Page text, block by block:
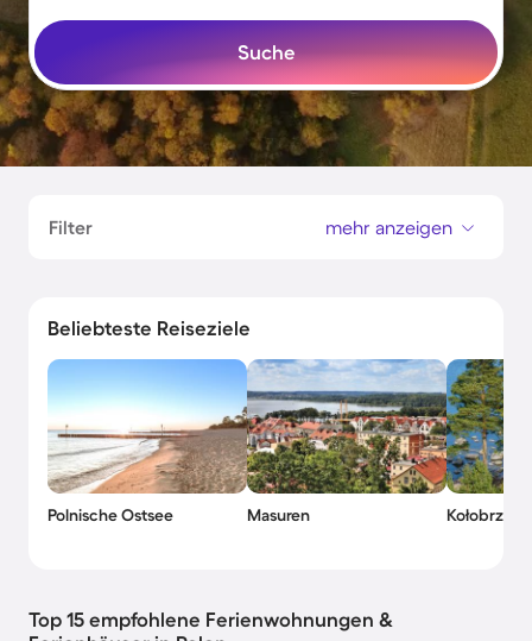
Suche
Filter mehr anzeigen
Beliebteste Reiseziele
Polnische Ostsee Masuren Kołobrzeg
Top 15 empfohlene Ferienwohnungen &